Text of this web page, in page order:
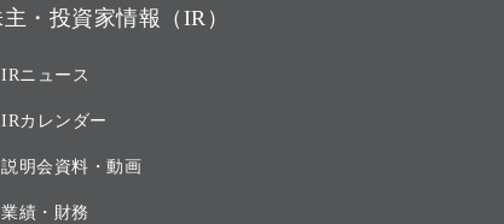
・投資家情報（IR）
IRニュース
IRカレンダー
説明会資料・動画
業績・財務